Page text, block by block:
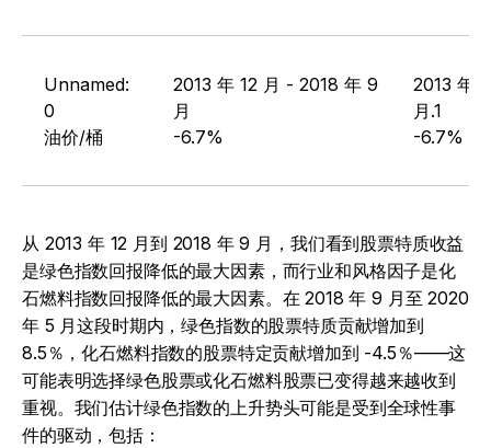
Unnamed:
0
油价/桶
2013 年 12 月 - 2018 年 9
月
-6.7%
2013 年
月.1
-6.7%
从 2013 年 12 月到 2018 年 9 月，我们看到股票特质收益
是绿色指数回报降低的最大因素，而行业和风格因子是化
石燃料指数回报降低的最大因素。在 2018 年 9 月至 2020
年 5 月这段时期内，绿色指数的股票特质贡献增加到
8.5％，化石燃料指数的股票特定贡献增加到 -4.5％——这
可能表明选择绿色股票或化石燃料股票已变得越来越收到
重视。我们估计绿色指数的上升势头可能是受到全球性事
件的驱动，包括：